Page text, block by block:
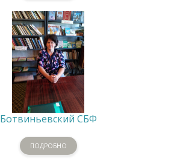
Ботвиньевский СБФ
ПОДРОБНО